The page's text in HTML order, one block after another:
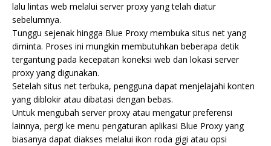
lalu lintas web melalui server proxy yang telah diatur
sebelumnya.
Tunggu sejenak hingga Blue Proxy membuka situs net yang
diminta. Proses ini mungkin membutuhkan beberapa detik
tergantung pada kecepatan koneksi web dan lokasi server
proxy yang digunakan.
Setelah situs net terbuka, pengguna dapat menjelajahi konten
yang diblokir atau dibatasi dengan bebas.
Untuk mengubah server proxy atau mengatur preferensi
lainnya, pergi ke menu pengaturan aplikasi Blue Proxy yang
biasanya dapat diakses melalui ikon roda gigi atau opsi